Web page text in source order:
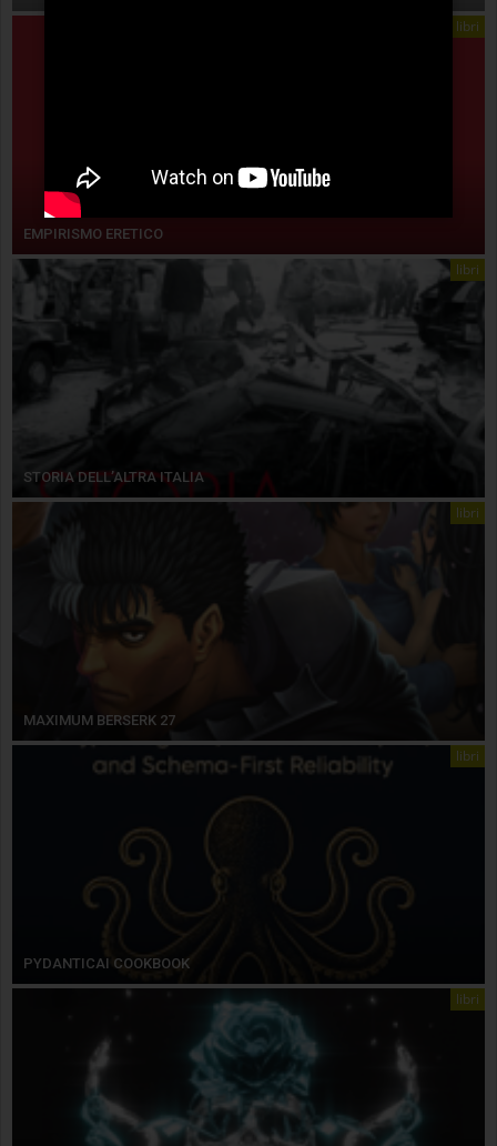
libri
EMPIRISMO ERETICO
libri
STORIA DELL’ALTRA ITALIA
libri
MAXIMUM BERSERK 27
libri
PYDANTICAI COOKBOOK
libri